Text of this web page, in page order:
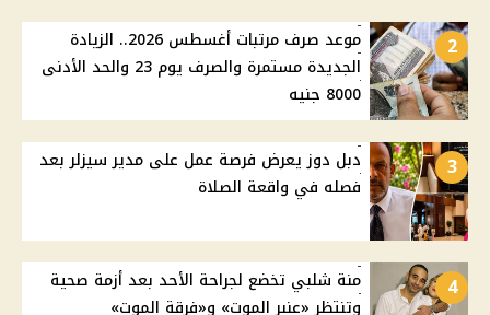
2
موعد صرف مرتبات أغسطس 2026.. الزيادة
الجديدة مستمرة والصرف يوم 23 والحد الأدنى
8000 جنيه
3
دبل دوز يعرض فرصة عمل على مدير سيزلر بعد
فصله في واقعة الصلاة
4
منة شلبي تخضع لجراحة الأحد بعد أزمة صحية
وتنتظر «عنبر الموت» و«فرقة الموت»